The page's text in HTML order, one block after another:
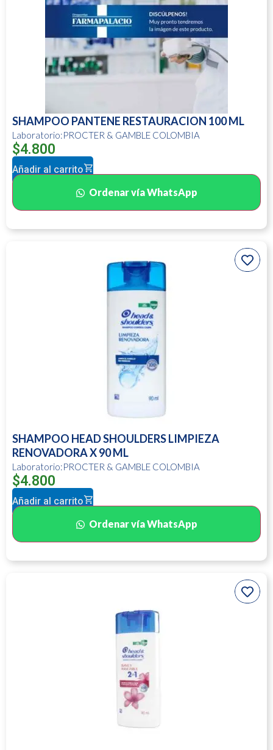
SHAMPOO PANTENE RESTAURACION 100 ML
Laboratorio:PROCTER & GAMBLE COLOMBIA
$4.800
Añadir al carrito
Ordenar vía WhatsApp
SHAMPOO HEAD SHOULDERS LIMPIEZA
RENOVADORA X 90 ML
Laboratorio:PROCTER & GAMBLE COLOMBIA
$4.800
Añadir al carrito
Ordenar vía WhatsApp